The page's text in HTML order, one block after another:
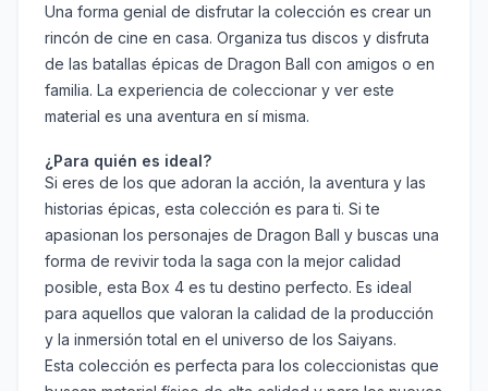
Una forma genial de disfrutar la colección es crear un
rincón de cine en casa. Organiza tus discos y disfruta
de las batallas épicas de Dragon Ball con amigos o en
familia. La experiencia de coleccionar y ver este
material es una aventura en sí misma.
¿Para quién es ideal?
Si eres de los que adoran la acción, la aventura y las
historias épicas, esta colección es para ti. Si te
apasionan los personajes de Dragon Ball y buscas una
forma de revivir toda la saga con la mejor calidad
posible, esta Box 4 es tu destino perfecto. Es ideal
para aquellos que valoran la calidad de la producción
y la inmersión total en el universo de los Saiyans.
Esta colección es perfecta para los coleccionistas que